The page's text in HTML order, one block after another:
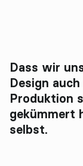
Dass wir
Design
Produktion
gekümmert
selbst.